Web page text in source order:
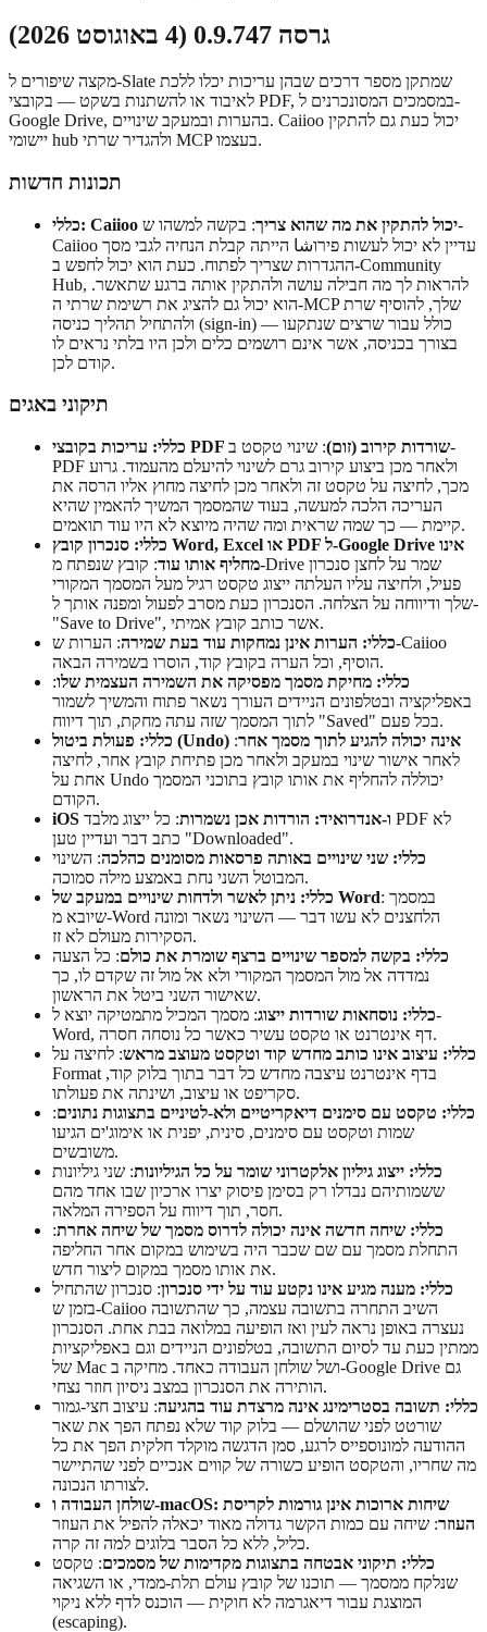
גרסה 0.9.747 (4 באוגוסט 2026)
מקצה שיפורים ל-Slate שמתקן מספר דרכים שבהן עריכות יכלו ללכת
לאיבוד או להשתנות בשקט — בקובצי PDF, במסמכים המסונכרנים ל-
Google Drive, בהערות ובמעקב שינויים. Caiioo יכול כעת גם להתקין
יישומי hub ולהגדיר שרתי MCP בעצמו.
תכונות חדשות
כללי: Caiioo יכול להתקין את מה שהוא צריך: בקשה למשהו ש-
Caiioo עדיין לא יכול לעשות פירוشا הייתה קבלת הנחיה לגבי מסך
ההגדרות שצריך לפתוח. כעת הוא יכול לחפש ב-Community
Hub, להראות לך מה חבילה עושה ולהתקין אותה ברגע שתאשר.
הוא יכול גם להציג את רשימת שרתי ה-MCP שלך, להוסיף שרת
ולהתחיל תהליך כניסה (sign-in) — כולל עבור שרצים שנתקעו
בצורך בכניסה, אשר אינם רושמים כלים ולכן היו בלתי נראים לו
קודם לכן.
תיקוני באגים
כללי: עריכות בקובצי PDF שורדות קירוב (זום): שינוי טקסט ב-
PDF ולאחר מכן ביצוע קירוב גרם לשינוי להיעלם מהעמוד. גרוע
מכך, לחיצה על טקסט זה ולאחר מכן לחיצה מחוץ אליו הרסה את
העריכה הלכה למעשה, בעוד שהמסמך המשיך להאמין שהיא
קיימת — כך שמה שראית ומה שהיה מיוצא לא היו עוד תואמים.
כללי: סנכרון קובץ Word, Excel או PDF ל-Google Drive אינו
מחליף אותו עוד: קובץ שנפתח מ-Drive שמר על לחצן סנכרון
פעיל, ולחיצה עליו העלתה ייצוג טקסט רגיל מעל המסמך המקורי
שלך ודיווחה על הצלחה. הסנכרון כעת מסרב לפעול ומפנה אותך ל-
"Save to Drive", אשר כותב קובץ אמיתי.
כללי: הערות אינן נמחקות עוד בעת שמירה: הערות ש-Caiioo
הוסיף, וכל הערה בקובץ קוד, הוסרו בשמירה הבאה.
כללי: מחיקת מסמך מפסיקה את השמירה העצמית שלו:
באפליקציה ובטלפונים הניידים העורך נשאר פתוח והמשיך לשמור
לתוך המסמך שזה עתה מחקת, תוך דיווח "Saved" בכל פעם.
כללי: פעולת ביטול (Undo) אינה יכולה להגיע לתוך מסמך אחר:
לאחר אישור שינוי במעקב ולאחר מכן פתיחת קובץ אחר, לחיצה
אחת על Undo יכוללה להחליף את אותו קובץ בתוכני המסמך
הקודם.
iOS ו-אנדרואיד: הורדות אכן נשמרות: כל ייצוג מלבד PDF לא
כתב דבר ועדיין טען "Downloaded".
כללי: שני שינויים באותה פרסאות מסומנים כהלכה: השינוי
המבוטל השני נחת באמצע מילה סמוכה.
כללי: ניתן לאשר ולדחות שינויים במעקב של Word: במסמך
שיובא מ-Word הלחצנים לא עשו דבר — השינוי נשאר ומונה
הסקירות מעולם לא זז.
כללי: בקשה למספר שינויים ברצף שומרת את כולם: כל הצעה
נמדדה אל מול המסמך המקורי ולא אל מול זה שקדם לו, כך
שאישור השני ביטל את הראשון.
כללי: נוסחאות שורדות ייצוג: מסמך המכיל מתמטיקה יוצא ל-
Word, דף אינטרנט או טקסט עשיר כאשר כל נוסחה חסרה.
כללי: עיצוב אינו כותב מחדש קוד וטקסט מעוצב מראש: לחיצה על
Format בדף אינטרנט עיצבה מחדש כל דבר בתוך בלוק קוד,
סקריפט או עיצוב, ושינתה את פעולתו.
כללי: טקסט עם סימנים דיאקריטיים ולא-לטיניים בתצוגות נתונים:
שמות וטקסט עם סימנים, סינית, יפנית או אימוג'ים הגיעו
משובשים.
כללי: ייצוג גיליון אלקטרוני שומר על כל הגיליונות: שני גיליונות
ששמותיהם נבדלו רק בסימן פיסוק יצרו ארכיון שבו אחד מהם
חסר, תוך דיווח על הספירה המלאה.
כללי: שיחה חדשה אינה יכולה לדרוס מסמך של שיחה אחרת:
התחלת מסמך עם שם שכבר היה בשימוש במקום אחר החליפה
את אותו מסמך במקום ליצור חדש.
כללי: מענה מגיע אינו נקטע עוד על ידי סנכרון: סנכרון שהתחיל
בזמן ש-Caiioo השיב התחרה בתשובה עצמה, כך שהתשובה
נעצרה באופן נראה לעין ואז הופיעה במלואה בבת אחת. הסנכרון
ממתין כעת עד לסיום התשובה, בטלפונים הניידים וגם באפליקציות
של Mac ושל שולחן העבודה כאחד. מחיקה ב-Google Drive גם
הותירה את הסנכרון במצב ניסיון חוזר נצחי.
כללי: תשובה בסטרימינג אינה מרצדת עוד בהגיעה: עיצוב חצי-גמור
שורטט לפני שהושלם — בלוק קוד שלא נפתח הפך את שאר
ההודעה למונוספייס לרגע, סמן הדגשה מוקלד חלקית הפך את כל
מה שחריו, והטקסט הופיע כשורה של קווים אנכיים לפני שהתיישר
לצורתו הנכונה.
שולחן העבודה ו-macOS: שיחות ארוכות אינן גורמות לקריסת
העוזר: שיחה עם כמות הקשר גדולה מאוד יכאלה להפיל את העוזר
כליל, ללא כל הסבר בלוגים למה זה קרה.
כללי: תיקוני אבטחה בתצוגות מקדימות של מסמכים: טקסט
שנלקח ממסמך — תוכנו של קובץ עולם תלת-ממדי, או השגיאה
המוצגת עבור דיאגרמה לא חוקית — הוכנס לדף ללא ניקוי
(escaping).